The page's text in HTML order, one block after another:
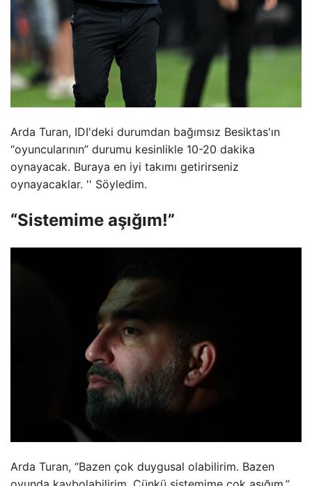
Arda Turan, IDI'deki durumdan bağımsız Besiktas'ın
“oyuncularının” durumu kesinlikle 10-20 dakika
oynayacak. Buraya en iyi takımı getirirseniz
oynayacaklar. '' Söyledim.
“Sistemime aşığım!”
Arda Turan, “Bazen çok duygusal olabilirim. Bazen